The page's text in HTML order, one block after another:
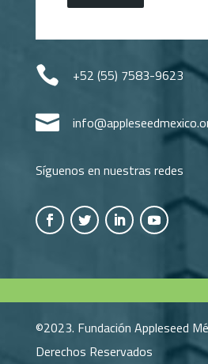
 +52 (55) 7583-9623

Síguenos en nuestras redes
©2023. Fundación Appleseed
Derechos Reservados